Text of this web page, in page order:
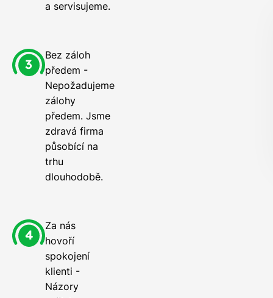
a servisujeme.
Bez záloh
předem -
Nepožadujeme
zálohy
předem. Jsme
zdravá firma
působící na
trhu
dlouhodobě.
Za nás
hovoří
spokojení
klienti -
Názory